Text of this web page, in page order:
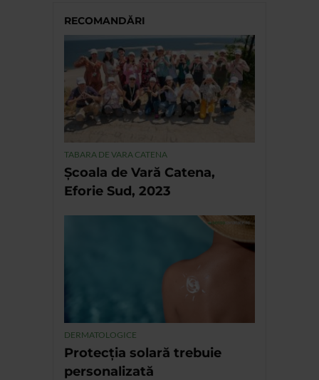
RECOMANDĂRI
TABARA DE VARA CATENA
Școala de Vară Catena,
Eforie Sud, 2023
DERMATOLOGICE
Protecția solară trebuie
personalizată